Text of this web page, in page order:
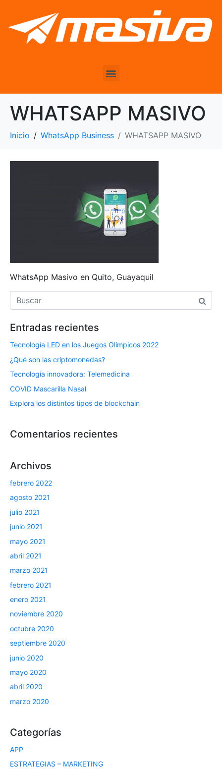
WHATSAPP MASIVO
Inicio WhatsApp Business WHATSAPP MASIVO
WhatsApp Masivo en Quito, Guayaquil
Entradas recientes
Tecnología LED en los Juegos Olímpicos 2022
¿Qué son las criptomonedas?
Tecnología innovadora: Telemedicina
COVID Mascarilla Nasal
Explora los distintos tipos de blockchain
Comentarios recientes
Archivos
febrero 2022
agosto 2021
julio 2021
junio 2021
mayo 2021
abril 2021
marzo 2021
febrero 2021
enero 2021
noviembre 2020
octubre 2020
septiembre 2020
junio 2020
mayo 2020
abril 2020
marzo 2020
Categorías
APP
ESTRATEGIAS – MARKETING